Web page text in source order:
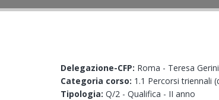
Delegazione-CFP: Roma - Teresa Gerini
Categoria corso: 1.1 Percorsi triennali
Tipologia: Q/2 - Qualifica - II anno